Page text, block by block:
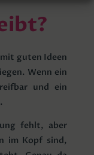
guten Ideen
Wenn ein
und ein
fehlt, aber
im Kopf sind,